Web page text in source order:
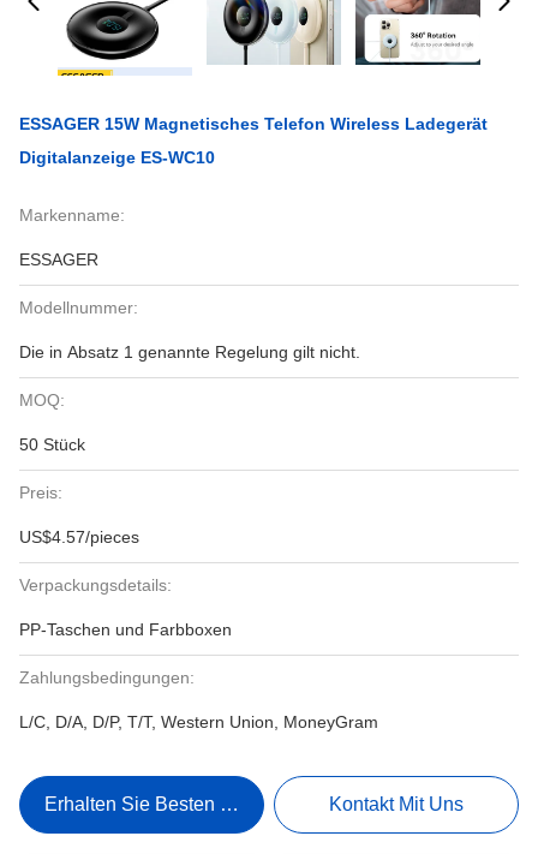
ESSAGER 15W Magnetisches Telefon Wireless Ladegerät
Digitalanzeige ES-WC10
Markenname:
ESSAGER
Modellnummer:
Die in Absatz 1 genannte Regelung gilt nicht.
MOQ:
50 Stück
Preis:
US$4.57/pieces
Verpackungsdetails:
PP-Taschen und Farbboxen
Zahlungsbedingungen:
L/C, D/A, D/P, T/T, Western Union, MoneyGram
Erhalten Sie Besten Preis Kontakt Mit Uns